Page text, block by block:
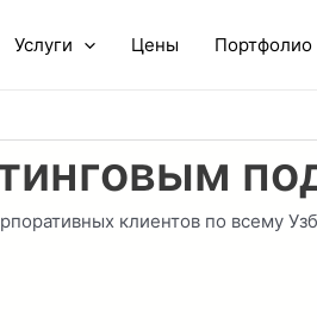
Услуги Цены Портфолио
клиентов по всему